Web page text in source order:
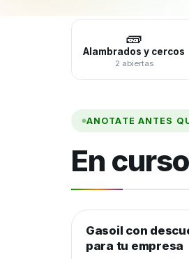
🧱
Alambrados y cercos
2 abiertas
ANOTATE ANTES
En curso
Combustible y
Gasoil con
para tu empresa